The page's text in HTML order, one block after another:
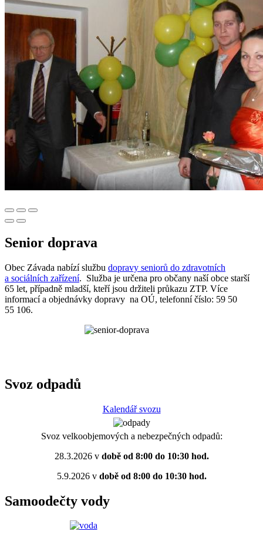
Senior doprava
Obec Závada nabízí službu dopravy seniorů do zdravotních
a sociálních zařízení. Služba je určena pro občany naší obce starší
65 let, případně mladší, kteří jsou držiteli průkazu ZTP. Více
informací a objednávky dopravy na OÚ, telefonní číslo: 59 50
55 106.
Svoz odpadů
Kalendář svozu
Svoz velkoobjemových a nebezpečných odpadů:
28.3.2026 vdobě od 8:00 do 10:30 hod.
5.9.2026 vdobě od 8:00 do 10:30 hod.
Samoodečty vody